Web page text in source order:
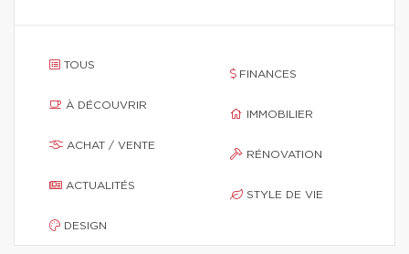
TOUS
À DÉCOUVRIR
ACHAT / VENTE
ACTUALITÉS
DESIGN
FINANCES
IMMOBILIER
RÉNOVATION
STYLE DE VIE